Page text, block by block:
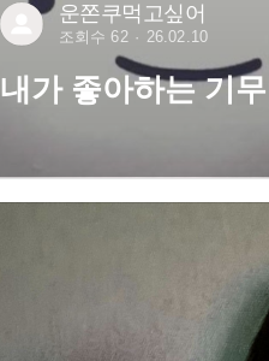
운쫀쿠먹고싶어
조회수 62 26.02.10
내가 좋아하는 기